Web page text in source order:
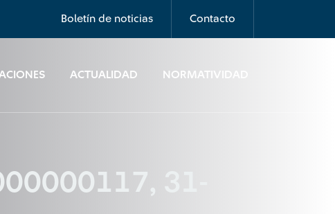
Boletín de noticias Contacto
ACTUALIDAD NORMATIVIDAD
31-